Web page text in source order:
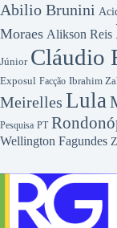
Abilio Brunini
Moraes Alikson Reis
Júnior Cláudio
Exposul Facção Ibrahim
Meirelles Lula
Pesquisa PT
Wellington Fagundes